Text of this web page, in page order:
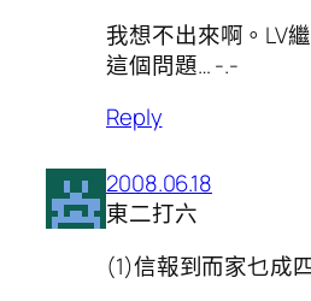
我想不出來啊。LV
這個問題… -.-
Reply
2008.06.18
東二打六
(1)信報到而家乜成